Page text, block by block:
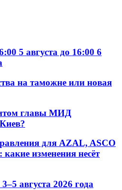
5 августа до 16:00 6
на таможне или новая
главы МИД
для AZAL, ASCO
изменения несёт
августа 2026 года